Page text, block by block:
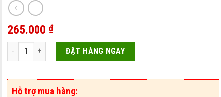
265.000 ₫
NASULIN 1250g - Bệnh đường huyết, giảm cholesterol số lượng
ĐẶT HÀNG NGAY
Hỗ trợ mua hàng: